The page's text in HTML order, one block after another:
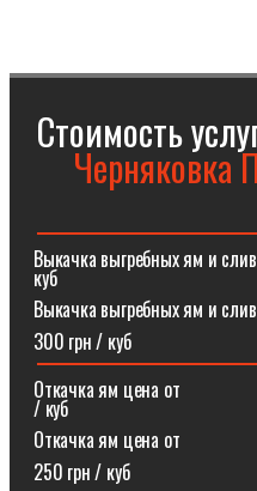
Стоимость
Черняковка
Выкачка выгребных ям и
куб
Выкачка выгребных ям и
300 грн / куб
Откачка ям цена от
/ куб
Откачка ям цена от
250 грн / куб